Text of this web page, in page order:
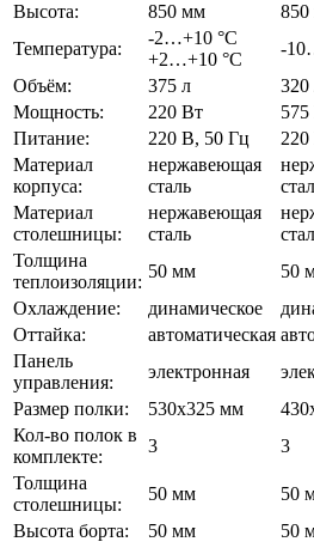
Высота:
850 мм
Температура:
-2…+10 °С
+2…+10 °С
-
Объём:
375 л 320
Мощность:
220 Вт
Питание:
220 В, 50 Гц
Материал
корпуса:
нержавеющая
сталь
Материал
столешницы:
нержавеющая
сталь
Толщина
теплоизоляции:
50 мм 50
Охлаждение:
динамическое
Оттайка:
автоматическая
Панель
управления:
электронная
Размер полки:
530х325 мм
Кол-во полок в
комплекте:
3 3
Толщина
столешницы:
50 мм 50
Высота борта:
50 мм 50